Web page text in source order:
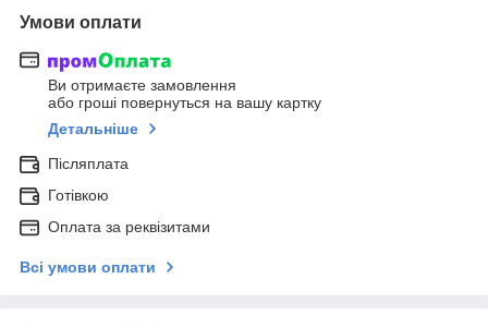
Умови оплати
Ви отримаєте замовлення
або гроші повернуться на вашу картку
Детальніше
Післяплата
Готівкою
Оплата за реквізитами
Всі умови оплати